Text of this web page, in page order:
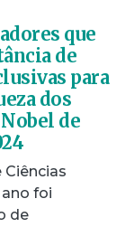
que
de
para
dos
de
foi
de